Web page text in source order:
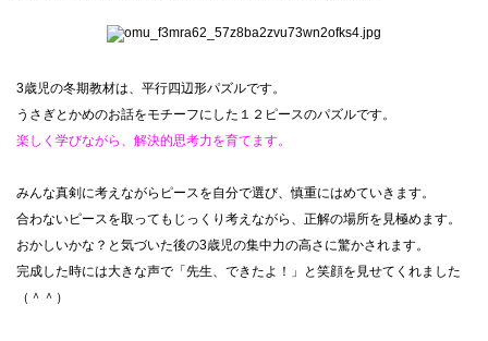
3歳児の冬期教材は、平行四辺形パズルです。
うさぎとかめのお話をモチーフにした１２ピースのパズルです。
楽しく学びながら、解決的思考力を育てます。
みんな真剣に考えながらピースを自分で選び、慎重にはめていきます。
合わないピースを取ってもじっくり考えながら、正解の場所を見極めます。
おかしいかな？と気づいた後の3歳児の集中力の高さに驚かされます。
完成した時には大きな声で「先生、できたよ！」と笑顔を見せてくれました
（＾＾）